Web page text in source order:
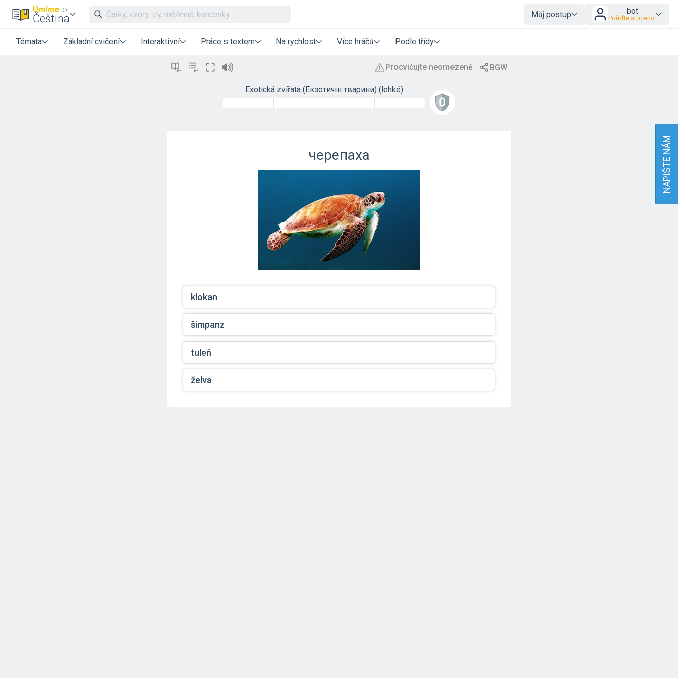
Umímeto
Čeština Můj postup bot
Pořiďte si licenci
Témata Základní cvičení Interaktivní Práce s textem Na rychlost Více hráčů Podle třídy
Exotická zvířata (Екзотичні тварини) (lehké)
черепаха
klokan
šimpanz
tuleň
želva
NAPIŠTE NÁM